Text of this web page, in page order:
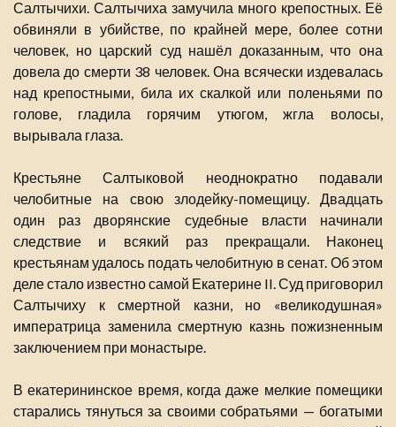
Салтычихи. Салтычиха замучила много крепостных. Её
обвиняли в убийстве, по крайней мере, более сотни
человек, но царский суд нашёл доказанным, что она
довела до смерти 38 человек. Она всячески издевалась
над крепостными, била их скалкой или поленьями по
голове, гладила горячим утюгом, жгла волосы,
вырывала глаза.
Крестьяне Салтыковой неоднократно подавали
челобитные на свою злодейку-помещицу. Двадцать
один раз дворянские судебные власти начинали
следствие и всякий раз прекращали. Наконец
крестьянам удалось подать челобитную в сенат. Об этом
деле стало известно самой Екатерине II. Суд приговорил
Салтычиху к смертной казни, но «великодушная»
императрица заменила смертную казнь пожизненным
заключением при монастыре.
В екатерининское время, когда даже мелкие помещики
старались тянуться за своими собратьями — богатыми